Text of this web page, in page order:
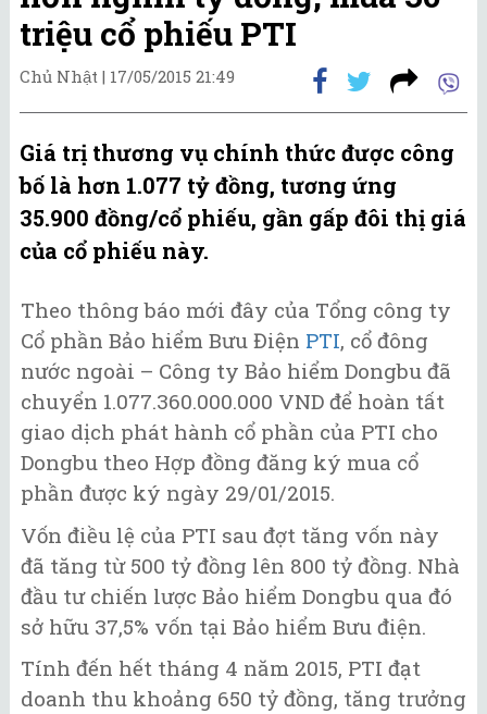
triệu cổ phiếu PTI
Chủ Nhật | 17/05/2015 21:49
Giá trị thương vụ chính thức được công
bố là hơn 1.077 tỷ đồng, tương ứng
35.900 đồng/cổ phiếu, gần gấp đôi thị giá
của cổ phiếu này.
Theo thông báo mới đây của Tổng công ty
Cổ phần Bảo hiểm Bưu Điện PTI, cổ đông
nước ngoài – Công ty Bảo hiểm Dongbu đã
chuyển 1.077.360.000.000 VND để hoàn tất
giao dịch phát hành cổ phần của PTI cho
Dongbu theo Hợp đồng đăng ký mua cổ
phần được ký ngày 29/01/2015.
Vốn điều lệ của PTI sau đợt tăng vốn này
đã tăng từ 500 tỷ đồng lên 800 tỷ đồng. Nhà
đầu tư chiến lược Bảo hiểm Dongbu qua đó
sở hữu 37,5% vốn tại Bảo hiểm Bưu điện.
Tính đến hết tháng 4 năm 2015, PTI đạt
doanh thu khoảng 650 tỷ đồng, tăng trưởng